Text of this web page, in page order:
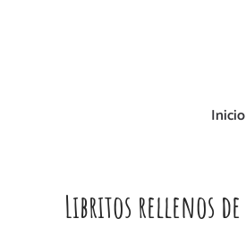
Inicio
Libritos rellenos de